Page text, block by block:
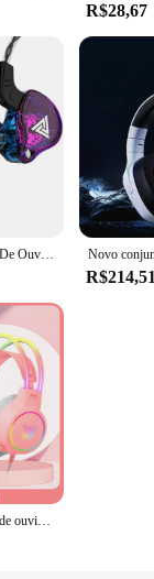
R$28,67
QKZ-AK6 Cabo Fones De Ouvido Com Fio, Gaming Headset, Gamer Headphones, Baixo Earbud, Qualidade Do Som, HiFi, Fio, Venda Barata, 3,5mm
R$214,51
Onikuma x15 pro fones de ouvido com fio com feixe de cabeça rgb flexível mic controle botão gaming headset gamer para computador computação